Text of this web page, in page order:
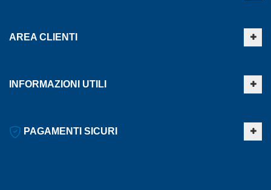
AREA CLIENTI
INFORMAZIONI UTILI
PAGAMENTI SICURI